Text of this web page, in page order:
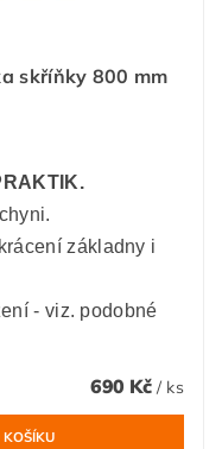
skříňky 800 mm
základny i
- viz. podobné
690 Kč / ks